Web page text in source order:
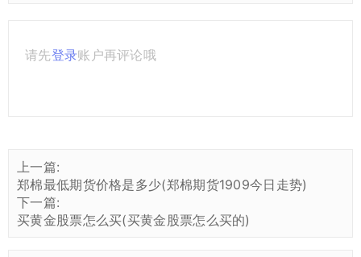
请先登录账户再评论哦
上一篇:
郑棉最低期货价格是多少(郑棉期货1909今日走势)
下一篇:
买黄金股票怎么买(买黄金股票怎么买的)